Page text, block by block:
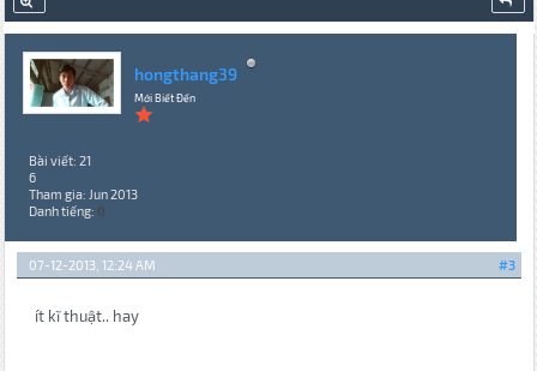
hongthang39
Mới Biết Đến
Bài viết: 21
6
Tham gia: Jun 2013
Danh tiếng: 0
#3
07-12-2013, 12:24 AM
ít kĩ thuật.. hay